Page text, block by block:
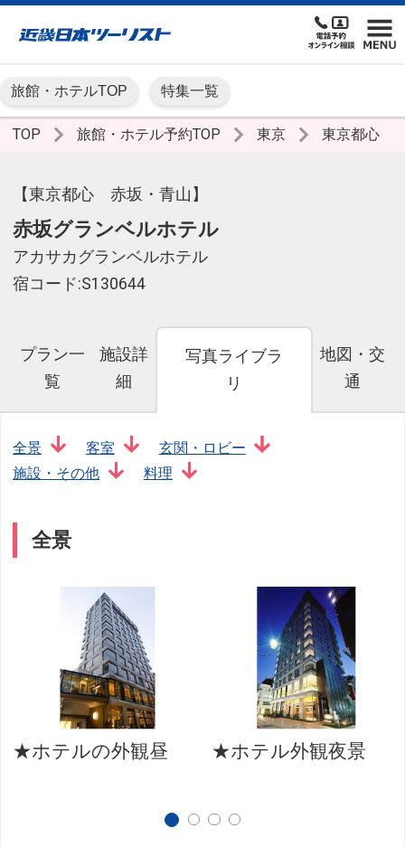
旅館・ホテルTOP 特集一覧
TOP 旅館・ホテル予約TOP 東京 東京都心
【東京都心 赤坂・青山】
赤坂グランベルホテル
アカサカグランベルホテル
宿コード:S130644
プラン一
覧
施設詳
細
写真ライブラ
リ
地図・交
通
全景 客室
玄関・ロビー
施設・その他
料理
全景
★ホテルの外観昼 ★ホテル外観夜景